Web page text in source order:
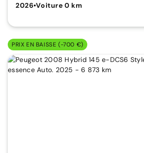
2026•Voiture 0 km
PRIX EN BAISSE (-700 €)